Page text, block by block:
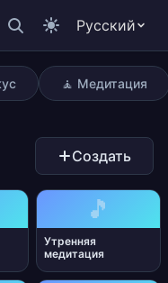
Русский
🧘 Медитация
Создать
🎵
Утренняя
медитация